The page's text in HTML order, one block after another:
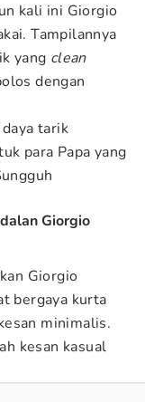
kali ini Giorgio
Tampilannya
yang clean
dengan
tarik
para Papa yang
Giorgio
Giorgio
bergaya kurta
minimalis.
kesan kasual